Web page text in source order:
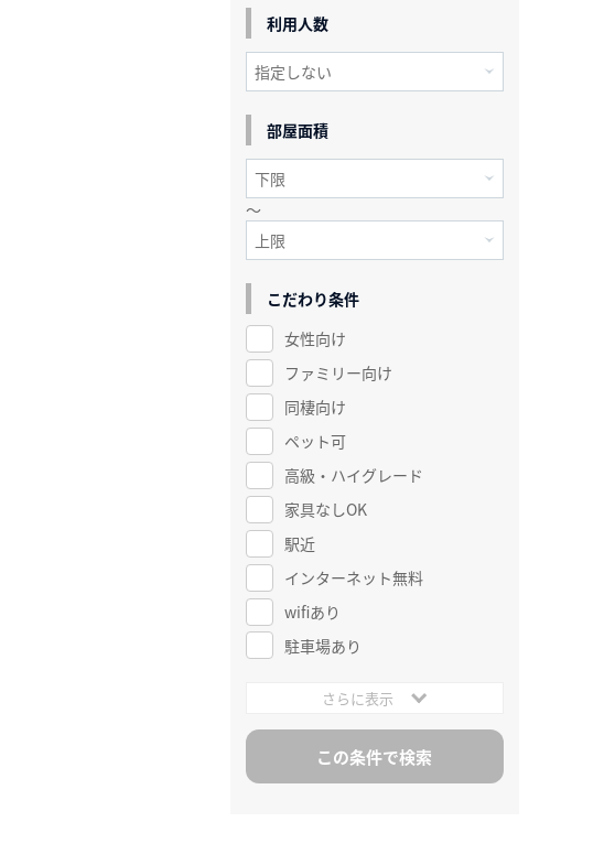
利用人数
部屋面積
～
こだわり条件
女性向け
ファミリー向け
同棲向け
ペット可
高級・ハイグレード
家具なしOK
駅近
インターネット無料
wifiあり
駐車場あり
さらに表示